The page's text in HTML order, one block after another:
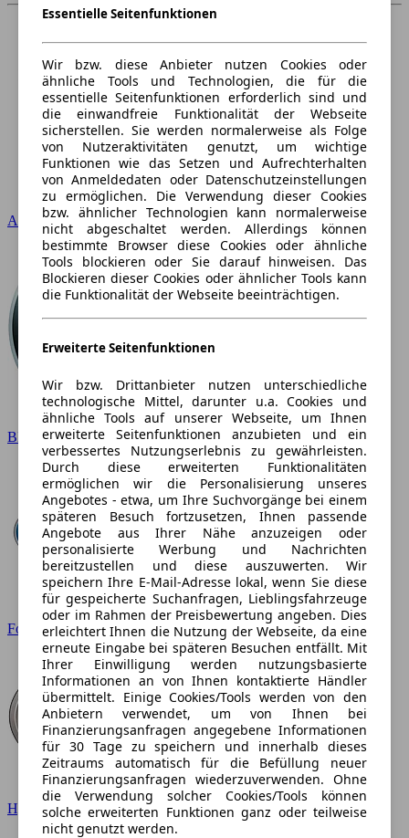
Audi
BMW
Ford
Hyundai
Essentielle Seitenfunktionen
Wir bzw. diese Anbieter nutzen Cookies oder
ähnliche Tools und Technologien, die für die
essentielle Seitenfunktionen erforderlich sind und
die einwandfreie Funktionalität der Webseite
sicherstellen. Sie werden normalerweise als Folge
von Nutzeraktivitäten genutzt, um wichtige
Funktionen wie das Setzen und Aufrechterhalten
von Anmeldedaten oder Datenschutzeinstellungen
zu ermöglichen. Die Verwendung dieser Cookies
bzw. ähnlicher Technologien kann normalerweise
nicht abgeschaltet werden. Allerdings können
bestimmte Browser diese Cookies oder ähnliche
Tools blockieren oder Sie darauf hinweisen. Das
Blockieren dieser Cookies oder ähnlicher Tools kann
die Funktionalität der Webseite beeinträchtigen.
Erweiterte Seitenfunktionen
Wir bzw. Drittanbieter nutzen unterschiedliche
technologische Mittel, darunter u.a. Cookies und
ähnliche Tools auf unserer Webseite, um Ihnen
erweiterte Seitenfunktionen anzubieten und ein
verbessertes Nutzungserlebnis zu gewährleisten.
Durch diese erweiterten Funktionalitäten
ermöglichen wir die Personalisierung unseres
Angebotes - etwa, um Ihre Suchvorgänge bei einem
späteren Besuch fortzusetzen, Ihnen passende
Angebote aus Ihrer Nähe anzuzeigen oder
personalisierte Werbung und Nachrichten
bereitzustellen und diese auszuwerten. Wir
speichern Ihre E-Mail-Adresse lokal, wenn Sie diese
für gespeicherte Suchanfragen, Lieblingsfahrzeuge
oder im Rahmen der Preisbewertung angeben. Dies
erleichtert Ihnen die Nutzung der Webseite, da eine
erneute Eingabe bei späteren Besuchen entfällt. Mit
Ihrer Einwilligung werden nutzungsbasierte
Informationen an von Ihnen kontaktierte Händler
übermittelt. Einige Cookies/Tools werden von den
Anbietern verwendet, um von Ihnen bei
Finanzierungsanfragen angegebene Informationen
für 30 Tage zu speichern und innerhalb dieses
Zeitraums automatisch für die Befüllung neuer
Finanzierungsanfragen wiederzuverwenden. Ohne
die Verwendung solcher Cookies/Tools können
solche erweiterten Funktionen ganz oder teilweise
nicht genutzt werden.